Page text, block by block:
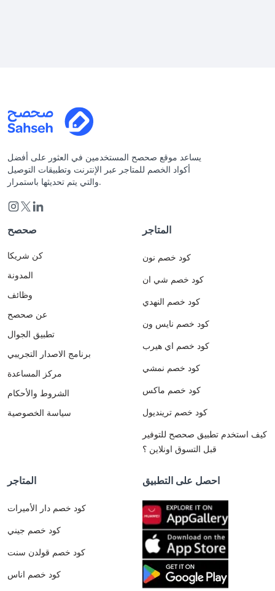
يساعد موقع صحصح المستخدمين في العثور على أفضل
أكواد الخصم للمتاجر عبر الإنترنت وتطبيقات التوصيل
والتي يتم تحديثها باستمرار.
صحصح
كن شريكا
المدونة
وظائف
عن صحصح
تطبيق الجوال
برنامج الاصدار التجريبي
مركز المساعدة
الشروط والأحكام
سياسة الخصوصية
المتاجر
كود خصم نون
كود خصم شي ان
كود خصم النهدي
كود خصم نايس ون
كود خصم اي هيرب
كود خصم نمشي
كود خصم ماكس
كود خصم ترينديول
كيف استخدم تطبيق صحصح للتوفير
قبل التسوق اونلاين ؟
المتاجر
كود خصم دار الأميرات
كود خصم جيني
كود خصم قولدن سنت
كود خصم اناس
احصل على التطبيق